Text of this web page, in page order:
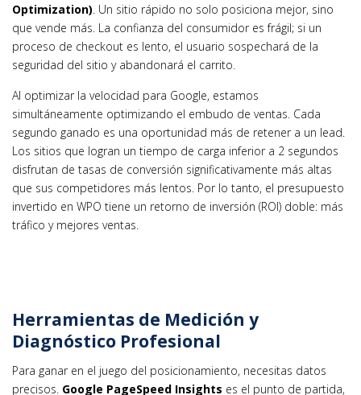
Optimization). Un sitio rápido no solo posiciona mejor, sino
que vende más. La confianza del consumidor es frágil; si un
proceso de checkout es lento, el usuario sospechará de la
seguridad del sitio y abandonará el carrito.
Al optimizar la velocidad para Google, estamos
simultáneamente optimizando el embudo de ventas. Cada
segundo ganado es una oportunidad más de retener a un lead.
Los sitios que logran un tiempo de carga inferior a 2 segundos
disfrutan de tasas de conversión significativamente más altas
que sus competidores más lentos. Por lo tanto, el presupuesto
invertido en WPO tiene un retorno de inversión (ROI) doble: más
tráfico y mejores ventas.
Herramientas de Medición y
Diagnóstico Profesional
Para ganar en el juego del posicionamiento, necesitas datos
precisos. Google PageSpeed Insights es el punto de partida,